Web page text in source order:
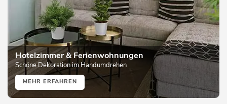
Hotelzimmer & Ferienwohnungen
Schöne Dekoration im Handumdrehen
MEHR ERFAHREN